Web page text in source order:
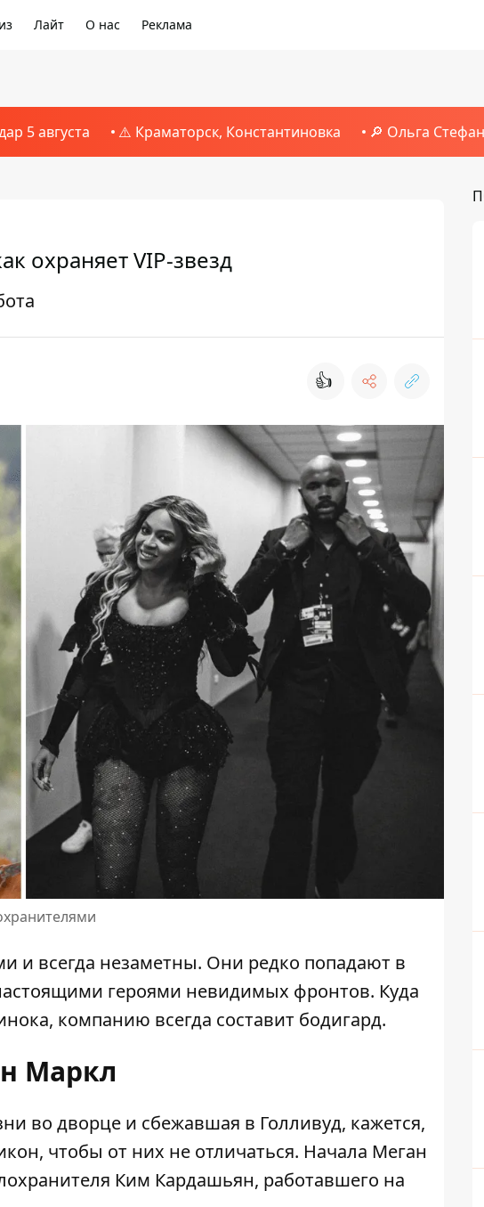
Лайт О нас Реклама
5 августа ⚠️ Краматорск, Константиновка 🔎 Ольга
охраняет VIP-звезд
👍
и всегда незаметны. Они редко попадают в
героями невидимых фронтов. Куда
компанию всегда составит бодигард.
Маркл
во дворце и сбежавшая в Голливуд, кажется,
чтобы от них не отличаться. Начала Меган
Ким Кардашьян, работавшего на